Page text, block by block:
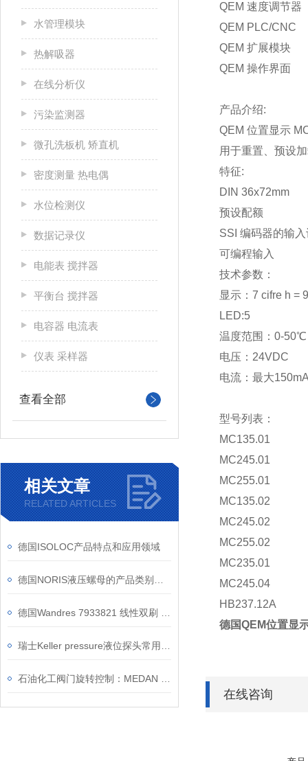
水管理模块
热解吸器
在线分析仪
污染监测器
微孔洗板机 矫直机
密度测量 热电偶
水位检测仪
数据记录仪
电能表 搅拌器
平衡台 搅拌器
电容器 电流表
仪表 采样器
查看全部
相关文章
RELATED ARTICLES
德国ISOLOC产品特点和应用领域
QEM 速度调节器
QEM PLC/CNC
QEM 扩展模块
QEM 操作界面
产品介绍:
QEM 位置显示
用于重置、预设
特征:
DIN 36x72mm
预设配额
SSI 编码器的输
可编程输入
技术参数：
显示：7 cifre h =
LED:5
温度范围：0-50℃
电压：24VDC
电流：最大
型号列表：
MC135.01
MC245.01
MC255.01
MC135.02
MC245.02
MC255.02
MC235.01
MC245.04
HB237.12A
德国QEM位置显
在线咨询